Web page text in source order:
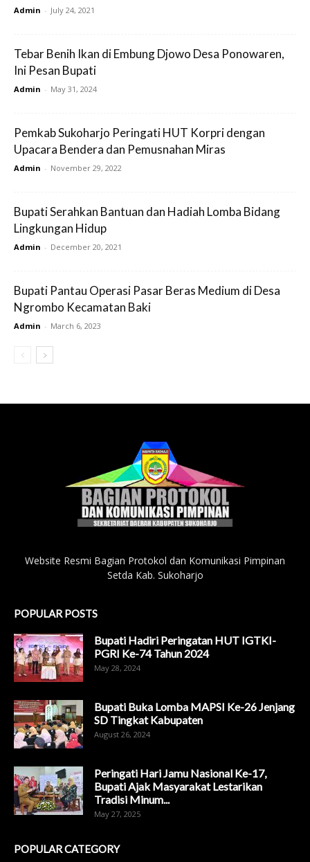
Admin - July 24, 2021
Tebar Benih Ikan di Embung Djowo Desa Ponowaren,
Ini Pesan Bupati
Admin - May 31, 2024
Pemkab Sukoharjo Peringati HUT Korpri dengan
Upacara Bendera dan Pemusnahan Miras
Admin - November 29, 2022
Bupati Serahkan Bantuan dan Hadiah Lomba Bidang
Lingkungan Hidup
Admin - December 20, 2021
Bupati Pantau Operasi Pasar Beras Medium di Desa
Ngrombo Kecamatan Baki
Admin - March 6, 2023
Website Resmi Bagian Protokol dan Komunikasi Pimpinan
Setda Kab. Sukoharjo
POPULAR POSTS
Bupati Hadiri Peringatan HUT IGTKI-
PGRI Ke-74 Tahun 2024
May 28, 2024
Bupati Buka Lomba MAPSI Ke-26 Jenjang
SD Tingkat Kabupaten
August 26, 2024
Peringati Hari Jamu Nasional Ke-17,
Bupati Ajak Masyarakat Lestarikan
Tradisi Minum...
May 27, 2025
POPULAR CATEGORY